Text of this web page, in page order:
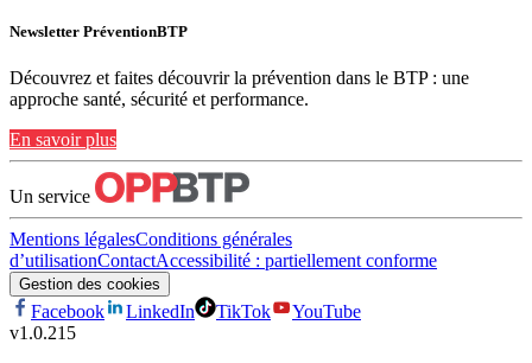
Newsletter PréventionBTP
Découvrez et faites découvrir la prévention dans le BTP : une
approche santé, sécurité et performance.
En savoir plus
Un service
Mentions légalesConditions générales
d’utilisationContactAccessibilité : partiellement conforme
Gestion des cookies
Facebook LinkedIn TikTok
YouTube
v1.0.215